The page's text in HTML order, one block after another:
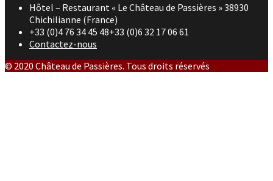
Hôtel – Restaurant « Le Château de Passières » 38930
Chichilianne (France)
+33 (0)4 76 34 45 48+33 (0)6 32 17 06 61
Contactez-nous
© 2020 Château de Passières. Tous droits réservés